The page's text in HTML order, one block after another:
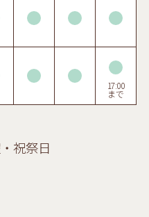
祝祭日